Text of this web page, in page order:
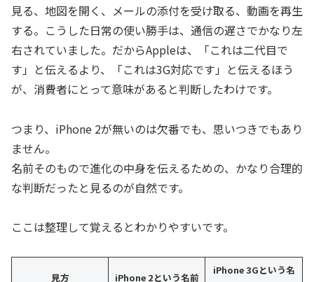
見る、地図を開く、メールの添付を受け取る、動画を再生
する。こうした日常の使い勝手は、通信の遅さでかなり左
右されていました。だからAppleは、「これは二代目で
す」と伝えるより、「これは3G対応です」と伝えるほう
が、消費者にとって意味があると判断したわけです。
つまり、iPhone 2が無いのは欠番でも、思いつきでもあり
ません。
名前そのもので進化の中身を伝えるための、かなり合理的
な判断だったと見るのが自然です。
ここは整理して覚えるとわかりやすいです。
見方 iPhone 2という名前
iPhone 3Gという名